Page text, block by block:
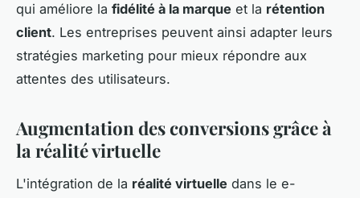
qui améliore la fidélité à la marque et la rétention
client. Les entreprises peuvent ainsi adapter leurs
stratégies marketing pour mieux répondre aux
attentes des utilisateurs.
Augmentation des conversions grâce à
la réalité virtuelle
L'intégration de la réalité virtuelle dans le e-